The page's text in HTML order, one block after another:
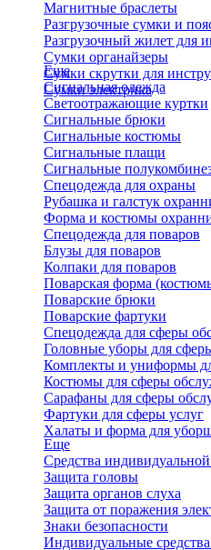
Магнитные браслеты
Разгрузочные сумки и
Разгрузочный жилет для
Сумки органайзеры
Сумки скрутки для
Сумки электрика
Еще
Сигнальная одежда
Светоотражающие куртки
Сигнальные брюки
Сигнальные костюмы
Сигнальные плащи
Сигнальные
Спецодежда для охраны
Рубашка и галстук
Форма и костюмы
Спецодежда для поваров
Блузы для поваров
Колпаки для поваров
Поварская форма
Поварские брюки
Поварские фартуки
Спецодежда для сферы
Головные уборы для
Комплекты и униформы
Костюмы для сферы
Сарафаны для сферы
Фартуки для сферы услуг
Халаты и форма для
Еще
Средства
Защита головы
Защита органов слуха
Защита от поражения
Знаки безопасности
Индивидуальные средства